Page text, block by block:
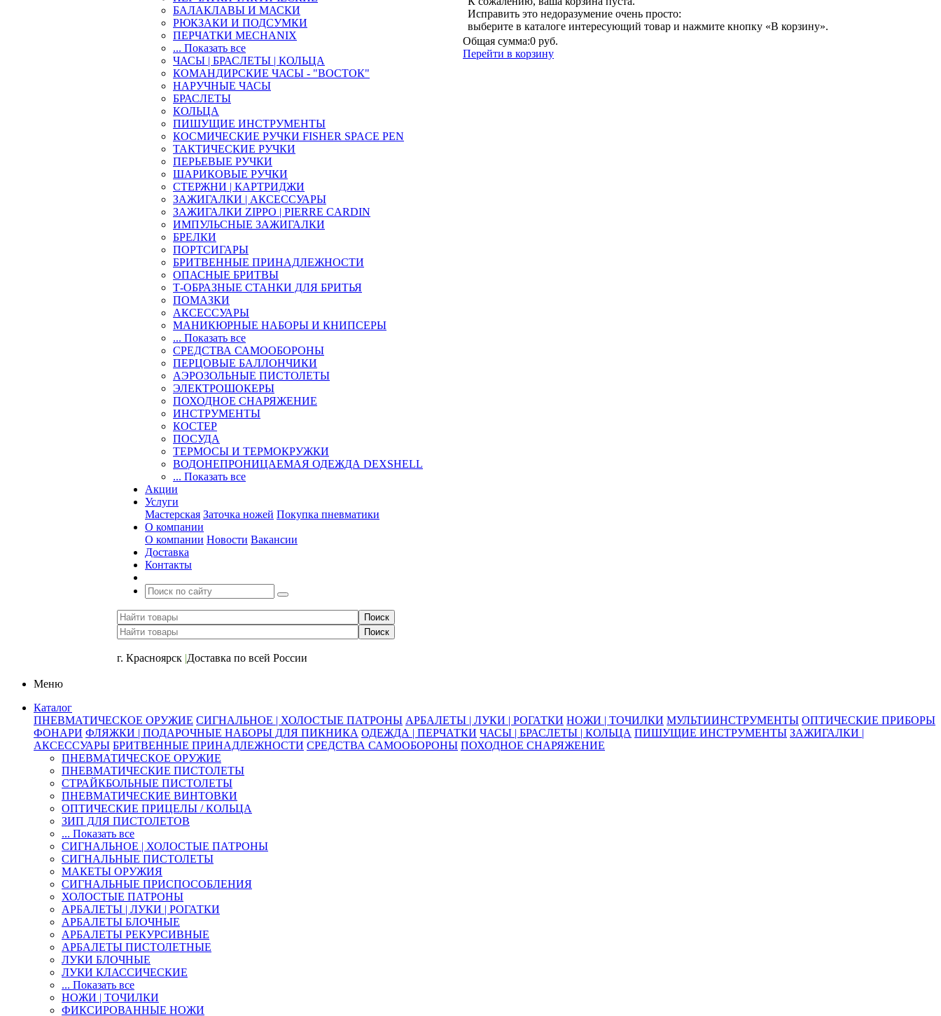
БАЛАКЛАВЫ И МАСКИ
РЮКЗАКИ И ПОДСУМКИ
ПЕРЧАТКИ MECHANIX
... Показать все
ЧАСЫ | БРАСЛЕТЫ | КОЛЬЦА
КОМАНДИРСКИЕ ЧАСЫ - "ВОСТОК"
НАРУЧНЫЕ ЧАСЫ
БРАСЛЕТЫ
КОЛЬЦА
ПИШУЩИЕ ИНСТРУМЕНТЫ
КОСМИЧЕСКИЕ РУЧКИ FISHER SPACE PEN
ТАКТИЧЕСКИЕ РУЧКИ
ПЕРЬЕВЫЕ РУЧКИ
ШАРИКОВЫЕ РУЧКИ
СТЕРЖНИ | КАРТРИДЖИ
ЗАЖИГАЛКИ | АКСЕССУАРЫ
ЗАЖИГАЛКИ ZIPPO | PIERRE CARDIN
ИМПУЛЬСНЫЕ ЗАЖИГАЛКИ
БРЕЛКИ
ПОРТСИГАРЫ
БРИТВЕННЫЕ ПРИНАДЛЕЖНОСТИ
ОПАСНЫЕ БРИТВЫ
Т-ОБРАЗНЫЕ СТАНКИ ДЛЯ БРИТЬЯ
ПОМАЗКИ
АКСЕССУАРЫ
МАНИКЮРНЫЕ НАБОРЫ И КНИПСЕРЫ
... Показать все
СРЕДСТВА САМООБОРОНЫ
ПЕРЦОВЫЕ БАЛЛОНЧИКИ
АЭРОЗОЛЬНЫЕ ПИСТОЛЕТЫ
ЭЛЕКТРОШОКЕРЫ
ПОХОДНОЕ СНАРЯЖЕНИЕ
ИНСТРУМЕНТЫ
КОСТЕР
ПОСУДА
ТЕРМОСЫ И ТЕРМОКРУЖКИ
ВОДОНЕПРОНИЦАЕМАЯ ОДЕЖДА DEXSHELL
... Показать все
Акции
Услуги
Мастерская Заточка ножей Покупка пневматики
О компании
О компании Новости Вакансии
Доставка
Контакты
г. Красноярск |Доставка по всей России
Исправить это недоразумение очень просто:
выберите в каталоге интересующий товар и нажмите кнопку «В корзину».
Общая сумма:0 руб.
Перейти в корзину
Меню
Каталог
ПНЕВМАТИЧЕСКОЕ ОРУЖИЕ СИГНАЛЬНОЕ | ХОЛОСТЫЕ ПАТРОНЫ АРБАЛЕТЫ | ЛУКИ | РОГАТКИ НОЖИ | ТОЧИЛКИ МУЛЬТИИНСТРУМЕНТЫ ОПТИЧЕСКИЕ ПРИБОРЫ
ФОНАРИ ФЛЯЖКИ | ПОДАРОЧНЫЕ НАБОРЫ ДЛЯ ПИКНИКА ОДЕЖДА | ПЕРЧАТКИ ЧАСЫ | БРАСЛЕТЫ | КОЛЬЦА ПИШУЩИЕ ИНСТРУМЕНТЫ ЗАЖИГАЛКИ |
АКСЕССУАРЫ БРИТВЕННЫЕ ПРИНАДЛЕЖНОСТИ СРЕДСТВА САМООБОРОНЫ ПОХОДНОЕ СНАРЯЖЕНИЕ
ПНЕВМАТИЧЕСКОЕ ОРУЖИЕ
ПНЕВМАТИЧЕСКИЕ ПИСТОЛЕТЫ
СТРАЙКБОЛЬНЫЕ ПИСТОЛЕТЫ
ПНЕВМАТИЧЕСКИЕ ВИНТОВКИ
ОПТИЧЕСКИЕ ПРИЦЕЛЫ / КОЛЬЦА
ЗИП ДЛЯ ПИСТОЛЕТОВ
... Показать все
СИГНАЛЬНОЕ | ХОЛОСТЫЕ ПАТРОНЫ
СИГНАЛЬНЫЕ ПИСТОЛЕТЫ
МАКЕТЫ ОРУЖИЯ
СИГНАЛЬНЫЕ ПРИСПОСОБЛЕНИЯ
ХОЛОСТЫЕ ПАТРОНЫ
АРБАЛЕТЫ | ЛУКИ | РОГАТКИ
АРБАЛЕТЫ БЛОЧНЫЕ
АРБАЛЕТЫ РЕКУРСИВНЫЕ
АРБАЛЕТЫ ПИСТОЛЕТНЫЕ
ЛУКИ БЛОЧНЫЕ
ЛУКИ КЛАССИЧЕСКИЕ
... Показать все
НОЖИ | ТОЧИЛКИ
ФИКСИРОВАННЫЕ НОЖИ